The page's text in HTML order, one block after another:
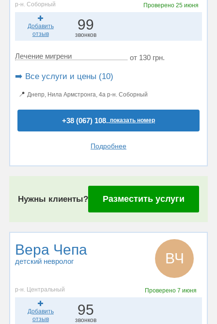
р-н. Соборный Проверено 25 июня
Добавить
отзыв
99
звонков
Лечение мигрени от 130 грн.
➡️ Все услуги и цены (10)
📍 Днепр, Нила Армстронга, 4а р-н. Соборный
+38 (067) 108..показать номер
Подробнее
Нужны клиенты? Разместить услуги
Вера Чепа
детский невролог ВЧ
р-н. Центральный Проверено7 июня
Добавить
отзыв
95
звонков